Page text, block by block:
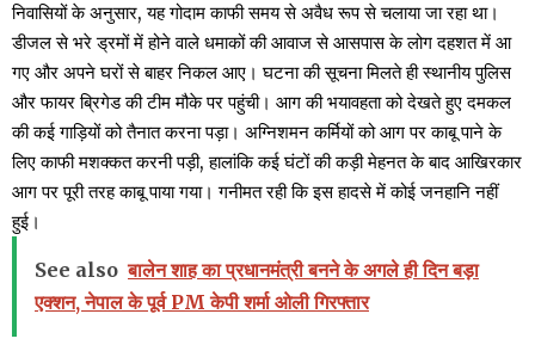
निवासियों के अनुसार, यह गोदाम काफी समय से अवैध रूप से चलाया जा रहा था।
डीजल से भरे ड्रमों में होने वाले धमाकों की आवाज से आसपास के लोग दहशत में आ
गए और अपने घरों से बाहर निकल आए। घटना की सूचना मिलते ही स्थानीय पुलिस
और फायर ब्रिगेड की टीम मौके पर पहुंची। आग की भयावहता को देखते हुए दमकल
की कई गाड़ियों को तैनात करना पड़ा। अग्निशमन कर्मियों को आग पर काबू पाने के
लिए काफी मशक्कत करनी पड़ी, हालांकि कई घंटों की कड़ी मेहनत के बाद आखिरकार
आग पर पूरी तरह काबू पाया गया। गनीमत रही कि इस हादसे में कोई जनहानि नहीं
हुई।
See also बालेन शाह का प्रधानमंत्री बनने के अगले ही दिन बड़ा
एक्शन, नेपाल के पूर्व PM केपी शर्मा ओली गिरफ्तार